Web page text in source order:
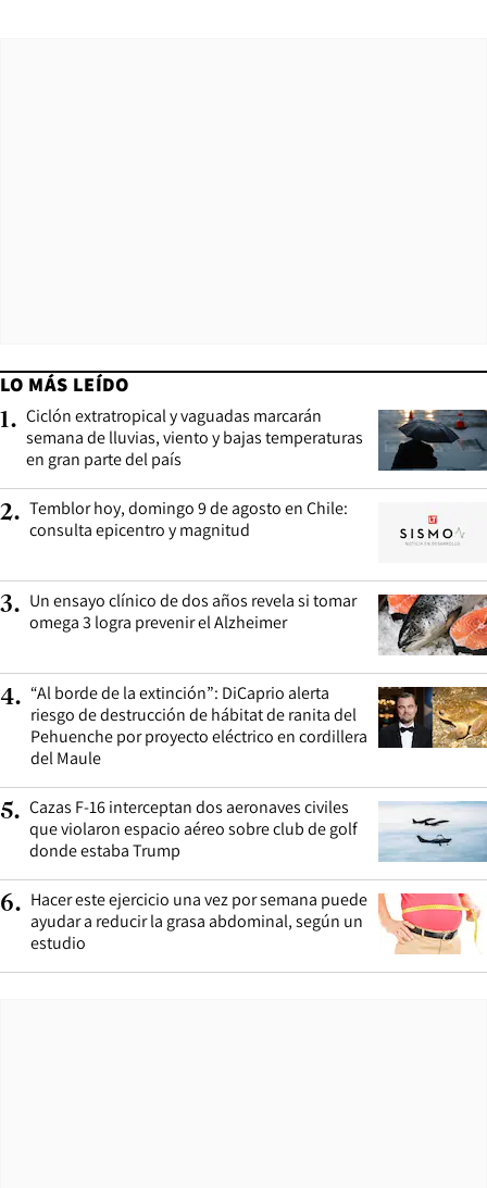
LO MÁS LEÍDO
1. Ciclón extratropical y vaguadas marcarán
semana de lluvias, viento y bajas temperaturas
en gran parte del país
2. Temblor hoy, domingo 9 de agosto en Chile:
consulta epicentro y magnitud
3. Un ensayo clínico de dos años revela si tomar
omega 3 logra prevenir el Alzheimer
4. “Al borde de la extinción”: DiCaprio alerta
riesgo de destrucción de hábitat de ranita del
Pehuenche por proyecto eléctrico en cordillera
del Maule
5. Cazas F-16 interceptan dos aeronaves civiles
que violaron espacio aéreo sobre club de golf
donde estaba Trump
6. Hacer este ejercicio una vez por semana puede
ayudar a reducir la grasa abdominal, según un
estudio